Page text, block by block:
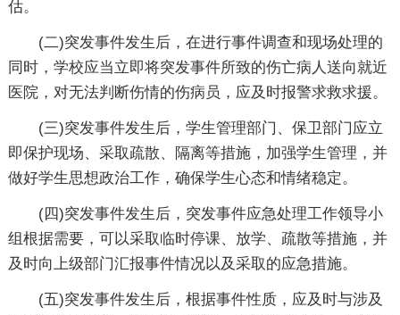
估。
(二)突发事件发生后，在进行事件调查和现场处理的
同时，学校应当立即将突发事件所致的伤亡病人送向就近
医院，对无法判断伤情的伤病员，应及时报警求救求援。
(三)突发事件发生后，学生管理部门、保卫部门应立
即保护现场、采取疏散、隔离等措施，加强学生管理，并
做好学生思想政治工作，确保学生心态和情绪稳定。
(四)突发事件发生后，突发事件应急处理工作领导小
组根据需要，可以采取临时停课、放学、疏散等措施，并
及时向上级部门汇报事件情况以及采取的应急措施。
(五)突发事件发生后，根据事件性质，应及时与涉及